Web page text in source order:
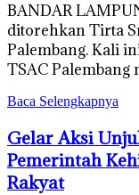
BANDAR
ditorehkan Tirta
Palembang. Kali
TSAC Palembang
Baca Selengkapnya
Gelar Aksi
Pemerintah
Rakyat